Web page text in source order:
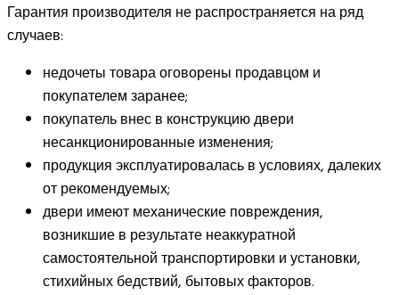
Гарантия производителя не распространяется на ряд
случаев:
недочеты товара оговорены продавцом и
покупателем заранее;
покупатель внес в конструкцию двери
несанкционированные изменения;
продукция эксплуатировалась в условиях, далеких
от рекомендуемых;
двери имеют механические повреждения,
возникшие в результате неаккуратной
самостоятельной транспортировки и установки,
стихийных бедствий, бытовых факторов.